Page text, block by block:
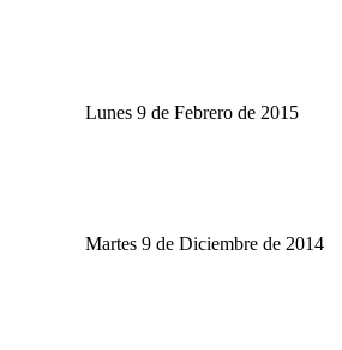
Lunes 9 de Febrero de 2015
Martes 9 de Diciembre de 2014